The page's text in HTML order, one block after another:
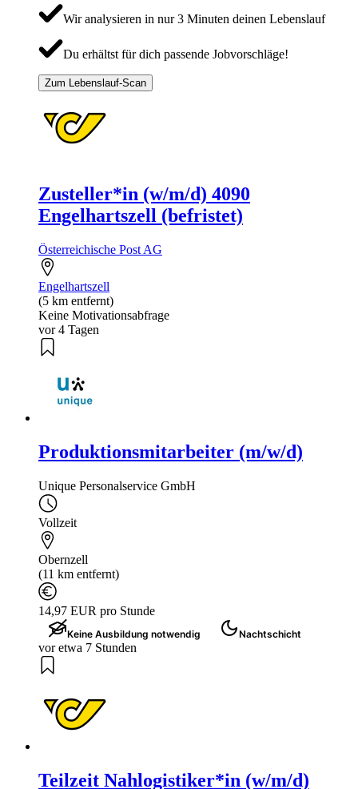
Wir analysieren in nur 3 Minuten deinen Lebenslauf
Du erhältst für dich passende Jobvorschläge!
Zum Lebenslauf-Scan
Zusteller*in (w/m/d) 4090
Engelhartszell (befristet)
Österreichische Post AG
Engelhartszell
(5 km entfernt)
Keine Motivationsabfrage
vor 4 Tagen
Produktionsmitarbeiter (m/w/d)
Unique Personalservice GmbH
Vollzeit
Obernzell
(11 km entfernt)
14,97 EUR pro Stunde
Keine Ausbildung notwendig Nachtschicht
vor etwa 7 Stunden
Teilzeit Nahlogistiker*in (w/m/d)